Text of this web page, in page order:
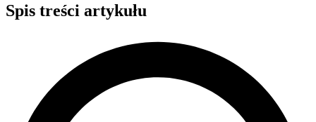
Spis treści artykułu